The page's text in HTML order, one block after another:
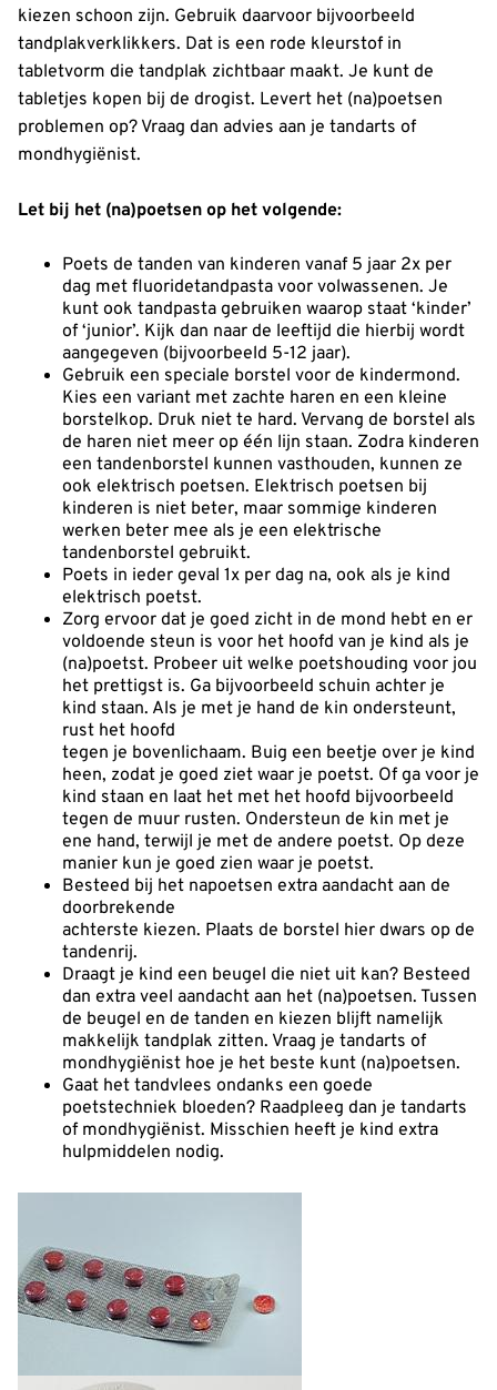
kiezen schoon zijn. Gebruik daarvoor bijvoorbeeld
tandplakverklikkers. Dat is een rode kleurstof in
tabletvorm die tandplak zichtbaar maakt. Je kunt de
tabletjes kopen bij de drogist. Levert het (na)poetsen
problemen op? Vraag dan advies aan je tandarts of
mondhygiënist.
Let bij het (na)poetsen op het volgende:
Poets de tanden van kinderen vanaf 5 jaar 2x per
dag met fluoridetandpasta voor volwassenen. Je
kunt ook tandpasta gebruiken waarop staat ‘kinder’
of ‘junior’. Kijk dan naar de leeftijd die hierbij wordt
aangegeven (bijvoorbeeld 5-12 jaar).
Gebruik een speciale borstel voor de kindermond.
Kies een variant met zachte haren en een kleine
borstelkop. Druk niet te hard. Vervang de borstel als
de haren niet meer op één lijn staan. Zodra kinderen
een tandenborstel kunnen vasthouden, kunnen ze
ook elektrisch poetsen. Elektrisch poetsen bij
kinderen is niet beter, maar sommige kinderen
werken beter mee als je een elektrische
tandenborstel gebruikt.
Poets in ieder geval 1x per dag na, ook als je kind
elektrisch poetst.
Zorg ervoor dat je goed zicht in de mond hebt en er
voldoende steun is voor het hoofd van je kind als je
(na)poetst. Probeer uit welke poetshouding voor jou
het prettigst is. Ga bijvoorbeeld schuin achter je
kind staan. Als je met je hand de kin ondersteunt,
rust het hoofd
tegen je bovenlichaam. Buig een beetje over je kind
heen, zodat je goed ziet waar je poetst. Of ga voor je
kind staan en laat het met het hoofd bijvoorbeeld
tegen de muur rusten. Ondersteun de kin met je
ene hand, terwijl je met de andere poetst. Op deze
manier kun je goed zien waar je poetst.
Besteed bij het napoetsen extra aandacht aan de
doorbrekende
achterste kiezen. Plaats de borstel hier dwars op de
tandenrij.
Draagt je kind een beugel die niet uit kan? Besteed
dan extra veel aandacht aan het (na)poetsen. Tussen
de beugel en de tanden en kiezen blijft namelijk
makkelijk tandplak zitten. Vraag je tandarts of
mondhygiënist hoe je het beste kunt (na)poetsen.
Gaat het tandvlees ondanks een goede
poetstechniek bloeden? Raadpleeg dan je tandarts
of mondhygiënist. Misschien heeft je kind extra
hulpmiddelen nodig.